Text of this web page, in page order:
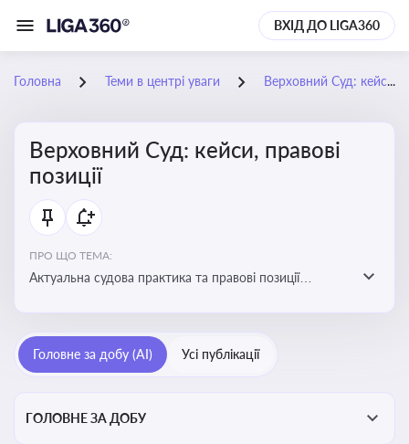
ВХІД ДО LIGA360
Головна Теми в центрі уваги Верховний Суд: кейси, правові позиції
Верховний Суд: кейси, правові
позиції
ПРО ЩО ТЕМА:
Актуальна судова практика та правові позиції
Головне за добу (AI) Усі публікації
ГОЛОВНЕ ЗА ДОБУ